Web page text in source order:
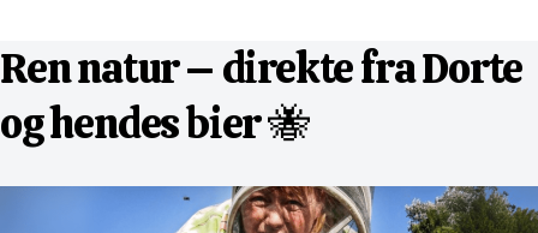
Ren natur – direkte fra Dorte
og hendes bier 🐝